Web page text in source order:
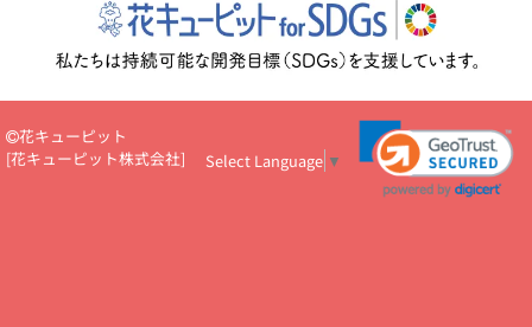
いのマナー
定年退職祝いのマナー
お祝いを贈るときのマナー・
花キューピットのお祝いコラム一覧
誕生日のお花を「色
彩心理学」で選ぶ方法
結婚祝いの予算相場
出産祝いお役立ち情
ール
新築引っ越し祝いコラム お祝い花のマナー総まとめ
職
場上司や先輩へ贈るお祝い花の正解は？
開店祝いの花 選び方ガイ
花キューピット
[花キューピット株式会社] Select Language ▼